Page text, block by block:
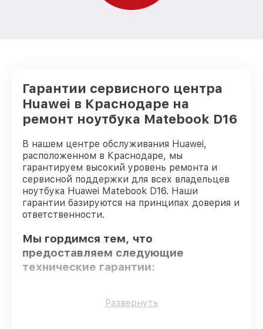
Гарантии сервисного центра
Huawei в Краснодаре на
ремонт ноутбука Matebook D16
В нашем центре обслуживания Huawei,
расположенном в Краснодаре, мы
гарантируем высокий уровень ремонта и
сервисной поддержки для всех владельцев
ноутбука Huawei Matebook D16. Наши
гарантии базируются на принципах доверия и
ответственности.
Мы гордимся тем, что
предоставляем следующие
технические гарантии:
Только фирменные комплектующие
Развернуть